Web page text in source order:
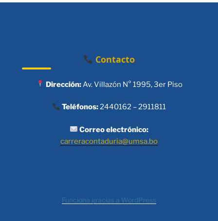
Contacto
Dirección:Av. Villazón N° 1995, 3er Piso
Teléfonos:2440162 – 2911811
Correo electrónico:
carreracontaduria@umsa.bo
Funciona gracias a WordPress